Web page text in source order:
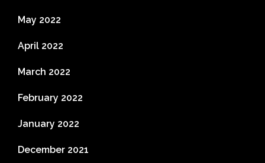
May 2022
April 2022
March 2022
February 2022
January 2022
December 2021